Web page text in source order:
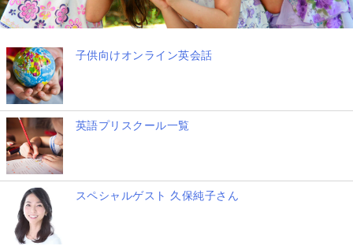
子供向けオンライン英会話
英語プリスクール一覧
スペシャルゲスト 久保純子さん